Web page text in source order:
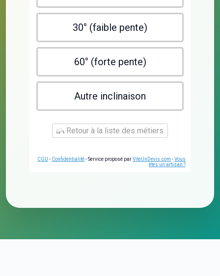
30° (faible pente)
60° (forte pente)
Autre inclinaison
Retour à la liste des métiers
CGU - Confidentialité- Service proposé parViteUnDevis.com -Vous
êtes un artisan ?